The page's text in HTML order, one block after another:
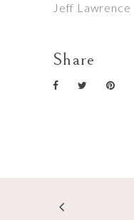
Jeff Lawrence
Share